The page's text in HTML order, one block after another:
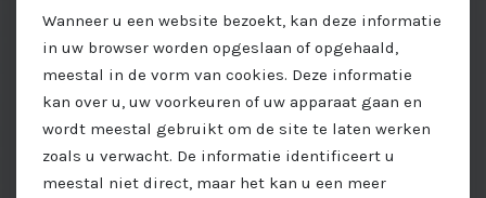
Wanneer u een website bezoekt, kan deze informatie
in uw browser worden opgeslaan of opgehaald,
meestal in de vorm van cookies. Deze informatie
kan over u, uw voorkeuren of uw apparaat gaan en
wordt meestal gebruikt om de site te laten werken
zoals u verwacht. De informatie identificeert u
meestal niet direct, maar het kan u een meer